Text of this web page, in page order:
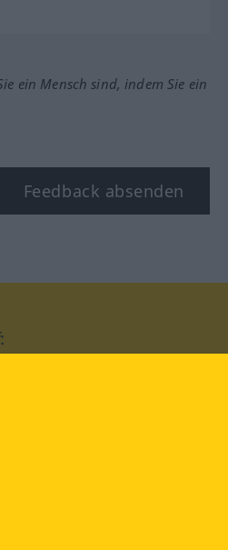
ein Mensch sind, indem Sie ein
Feedback absenden